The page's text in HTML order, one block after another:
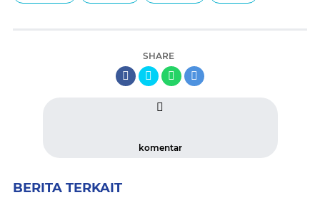
SHARE
komentar
BERITA TERKAIT